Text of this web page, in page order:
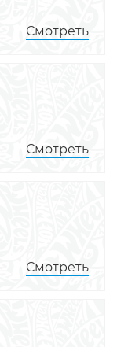
Смотреть
Смотреть
Смотреть